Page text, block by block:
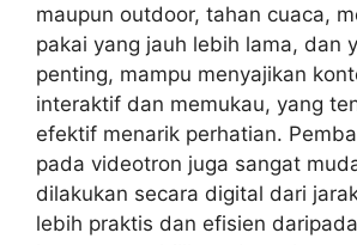
maupun outdoor, tahan cuaca,
pakai yang jauh lebih lama, dan
penting, mampu menyajikan
interaktif dan memukau, yang
efektif menarik perhatian.
pada videotron juga sangat
dilakukan secara digital dari
lebih praktis dan efisien